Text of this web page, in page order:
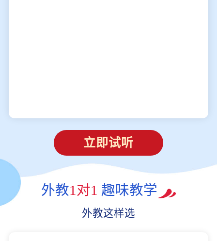
立即试听
外教1对1 趣味教学
外教这样选